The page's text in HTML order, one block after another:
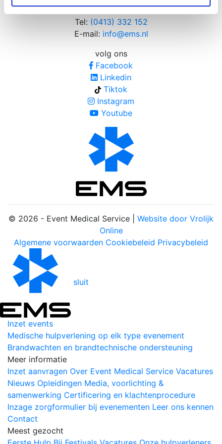
5405 NB UDEN
Tel: (0413) 332 152
E-mail: info@ems.nl
volg ons
Facebook
Linkedin
Tiktok
Instagram
Youtube
© 2026 - Event Medical Service | Website door Vrolijk
Online
Algemene voorwaarden Cookiebeleid Privacybeleid
sluit
Inzet events
Medische hulpverlening op elk type evenement
Brandwachten en brandtechnische ondersteuning
Meer informatie
Inzet aanvragen Over Event Medical Service Vacatures
Nieuws Opleidingen Media, voorlichting &
samenwerking Certificering en klachtenprocedure
Inzage zorgformulier bij evenementen Leer ons kennen
Contact
Meest gezocht